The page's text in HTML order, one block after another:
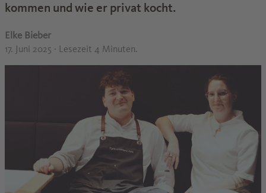
kommen und wie er privat kocht.
Elke Bieber
17. Juni 2025 · Lesezeit 4 Minuten.